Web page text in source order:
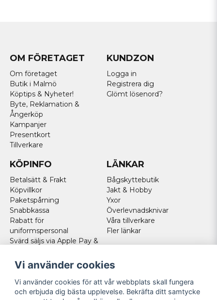
OM FÖRETAGET
Om företaget
Butik i Malmö
Köptips & Nyheter!
Byte, Reklamation &
Ångerköp
Kampanjer
Presentkort
Tillverkare
KUNDZON
Logga in
Registrera dig
Glömt lösenord?
KÖPINFO
Betalsätt & Frakt
Köpvillkor
Paketspårning
Snabbkassa
Rabatt för
uniformspersonal
Svärd säljs via Apple Pay &
Norska kunder
Cookies
LÄNKAR
Bågskyttebutik
Jakt & Hobby
Yxor
Överlevnadsknivar
Våra tillverkare
Fler länkar
FÖLJ OSS
Vi använder cookies
Vi använder cookies för att vår webbplats skall fungera
och erbjuda dig bästa upplevelse. Bekräfta ditt samtycke